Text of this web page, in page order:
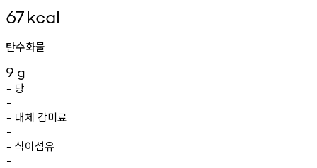
67kcal
탄수화물
9 g
- 당
-
- 대체 감미료
-
- 식이섬유
-